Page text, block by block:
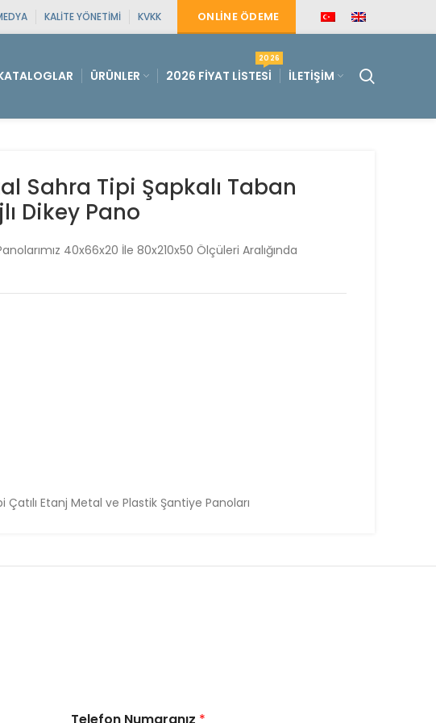
KALITE YÖNETIMI KVKK ONLINE ÖDEME
ÜRÜNLER 2026 FIYAT LISTESI
2026
İLETIŞIM
Sahra Tipi Şapkalı Taban
Dikey Pano
40x66x20 İle 80x210x50 Ölçüleri Aralığında
Çatılı Etanj Metal ve Plastik Şantiye Panoları